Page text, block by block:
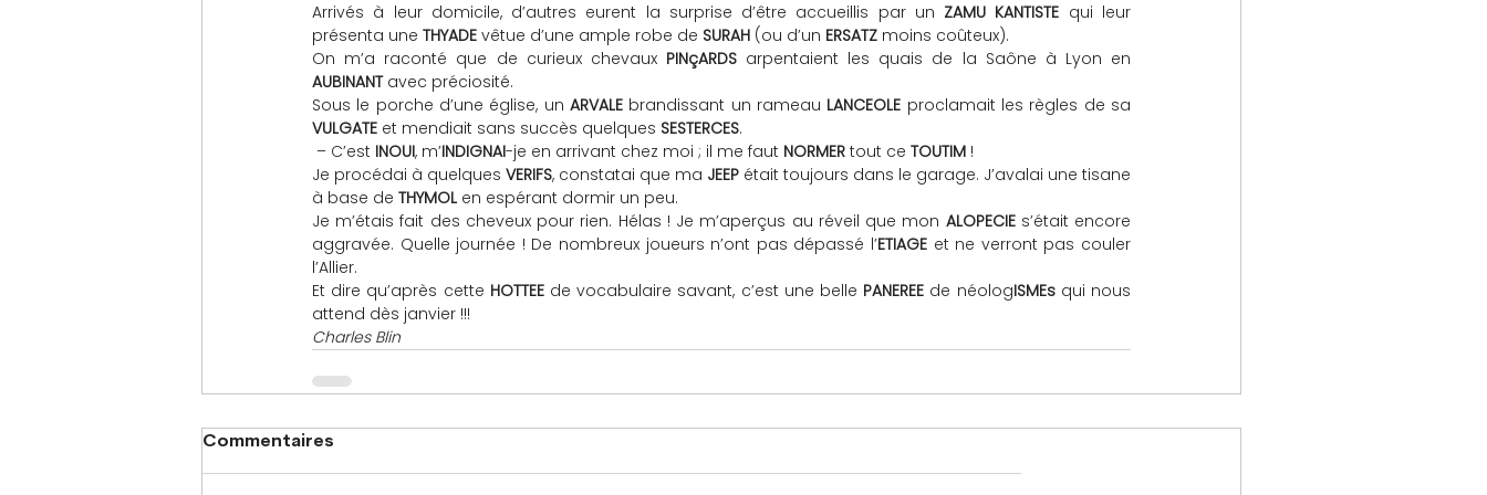
Arrivés à leur domicile, d’autres eurent la surprise d’être accueillis par un ZAMU KANTISTE qui leur
présenta une THYADE vêtue d’une ample robe de SURAH (ou d’un ERSATZ moins coûteux).
On m’a raconté que de curieux chevaux PINçARDS
AUBINANT avec préciosité.
Sous le porche d’une église, un ARVALE brandissant un rameau LANCEOLE
VULGATE et mendiait sans succès quelques SESTERCES.
– C’est INOUI, m’INDIGNAI-je en arrivant chez moi ; il me faut NORMER tout ce TOUTIM !
Je procédai à quelques VERIFS, constatai que ma JEEP était toujours dans le garage. J’avalai une tisane
à base de THYMOL en espérant dormir un peu.
Je m’étais fait des cheveux pour rien. Hélas ! Je m’aperçus au réveil que mon ALOPECIE s’était encore
aggravée. Quelle journée ! De nombreux joueurs n’ont pas dépassé l’ETIAGE et ne verront pas couler
l’Allier.
Et dire qu’après cette HOTTEE de vocabulaire savant, c’est une belle PANEREE de néologISMEs qui nous
attend dès janvier !!!
Charles Blin
Commentaires